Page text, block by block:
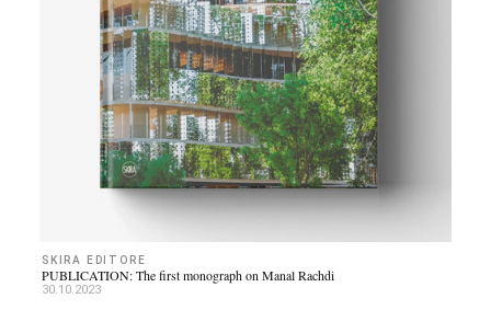
SKIRA EDITORE
PUBLICATION: The first monograph on Manal Rachdi
30.10.2023